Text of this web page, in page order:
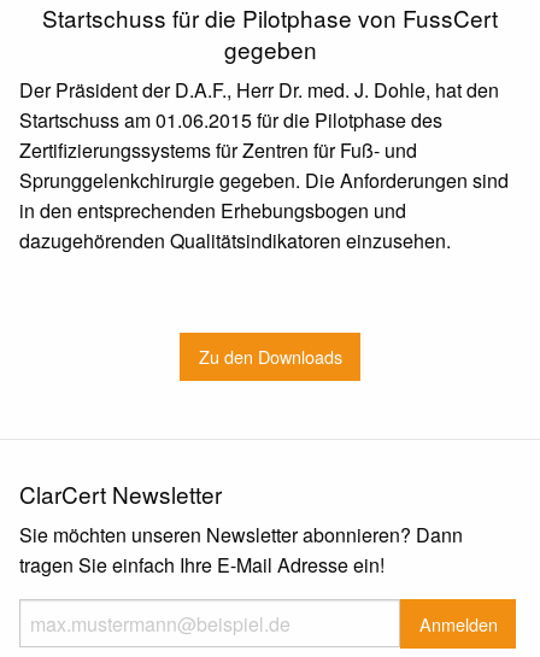
Startschuss für die Pilotphase von FussCert
gegeben
Der Präsident der D.A.F., Herr Dr. med. J. Dohle, hat den
Startschuss am 01.06.2015 für die Pilotphase des
Zertifizierungssystems für Zentren für Fuß- und
Sprunggelenkchirurgie gegeben. Die Anforderungen sind
in den entsprechenden Erhebungsbogen und
dazugehörenden Qualitätsindikatoren einzusehen.
Zu den Downloads
ClarCert Newsletter
Sie möchten unseren Newsletter abonnieren? Dann
tragen Sie einfach Ihre E-Mail Adresse ein!